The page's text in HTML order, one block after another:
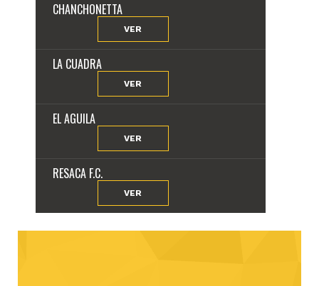
CHANCHONETTA
VER
LA CUADRA
VER
EL AGUILA
VER
RESACA F.C.
VER